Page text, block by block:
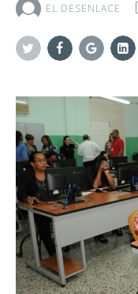
EL DESENLACE